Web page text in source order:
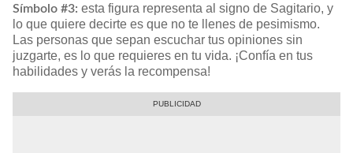
Símbolo #3: esta figura representa al signo de Sagitario, y
lo que quiere decirte es que no te llenes de pesimismo.
Las personas que sepan escuchar tus opiniones sin
juzgarte, es lo que requieres en tu vida. ¡Confía en tus
habilidades y verás la recompensa!